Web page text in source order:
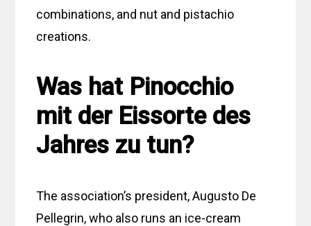
combinations, and nut and pistachio
creations.
Was hat Pinocchio
mit der Eissorte des
Jahres zu tun?
The association’s president, Augusto De
Pellegrin, who also runs an ice-cream